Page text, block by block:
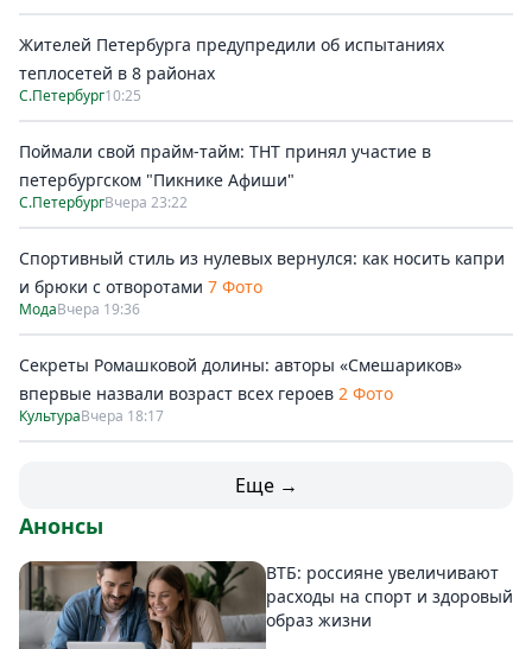
Жителей Петербурга предупредили об испытаниях
теплосетей в 8 районах
С.Петербург10:25
Поймали свой прайм-тайм: ТНТ принял участие в
петербургском "Пикнике Афиши"
С.ПетербургВчера 23:22
Спортивный стиль из нулевых вернулся: как носить капри
и брюки с отворотами 7 Фото
МодаВчера 19:36
Секреты Ромашковой долины: авторы «Смешариков»
впервые назвали возраст всех героев 2 Фото
КультураВчера 18:17
Еще →
Анонсы
ВТБ: россияне увеличивают
расходы на спорт и здоровый
образ жизни